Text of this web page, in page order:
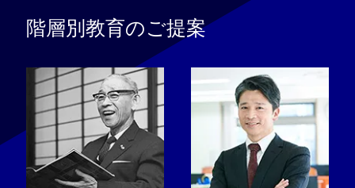
階層別教育のご提案